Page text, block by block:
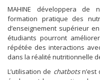
MAHINE développera de
formation pratique des
d’enseignement supérieur
étudiants pourront
répétée des interactions
dans la réalité nutritionnelle
L’utilisation de chatbotsn’est